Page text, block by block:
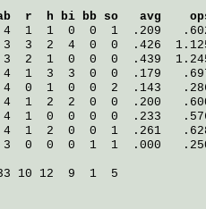
r  h bi bb so   avg
1  1  0  0  1  .209
3  2  4  0  0  .426
1  0  0  0  .439
1  3  3  0  0  .179
0  1  0  0  2  .143
2  2  0  0  .200
0  0  0  0  .233
1  2  0  0  1  .261
0  0  0  1  1  .000
12  9  1  5